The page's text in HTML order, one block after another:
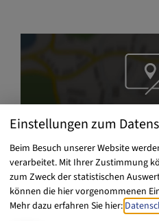
bereitgestellte
Ja
Museum im
Einstellungen zum
Beim Besuch unserer Website
verarbeitet. Mit Ihrer Zustimmung
zum Zweck der statistischen
können die hier vorgenommenen
Mehr dazu erfahren Sie hier: